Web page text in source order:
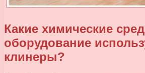
Какие химические
оборудование
клинеры?